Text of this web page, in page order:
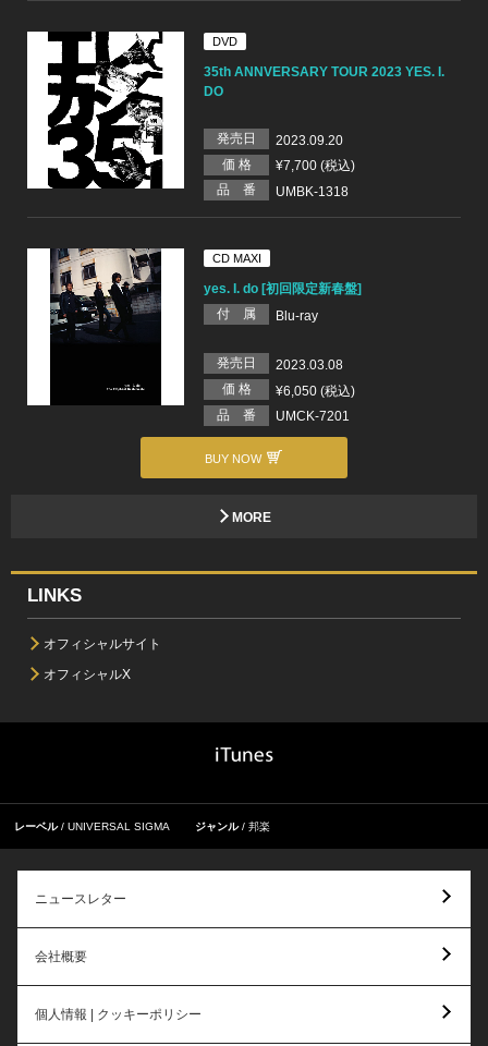
DVD
35th ANNVERSARY TOUR 2023 YES. I.
DO
発売日
2023.09.20
価 格
¥7,700 (税込)
品 番
UMBK-1318
CD MAXI
yes. I. do [初回限定新春盤]
付 属
Blu-ray
発売日
2023.03.08
価 格
¥6,050 (税込)
品 番
UMCK-7201
BUY NOW
MORE
LINKS
オフィシャルサイト
オフィシャルX
レーベル UNIVERSAL SIGMA ジャンル 邦楽
ニュースレター
会社概要
個人情報 | クッキーポリシー